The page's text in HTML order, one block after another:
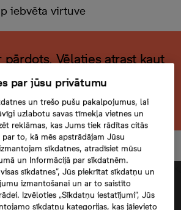
iebvēta virtuve
Vēlaties atrast kaut
par jūsu privātumu
un trešo pušu pakalpojumus, lai
uzlabotu savas tīmekļa vietnes un
reklāmas, kas Jums tiek rādītas citās
to, kā mēs apstrādājam Jūsu
sīkdatnes, atradīsiet mūsu
un Informācijā par sīkdatnēm.
sīkdatnes”, Jūs piekrītat sīkdatņu un
izmantošanai un ar to saistīto
Izvēloties „Sīkdatņu iestatījumi”, Jūs
sīkdatņu kategorijas, kas jāievieto